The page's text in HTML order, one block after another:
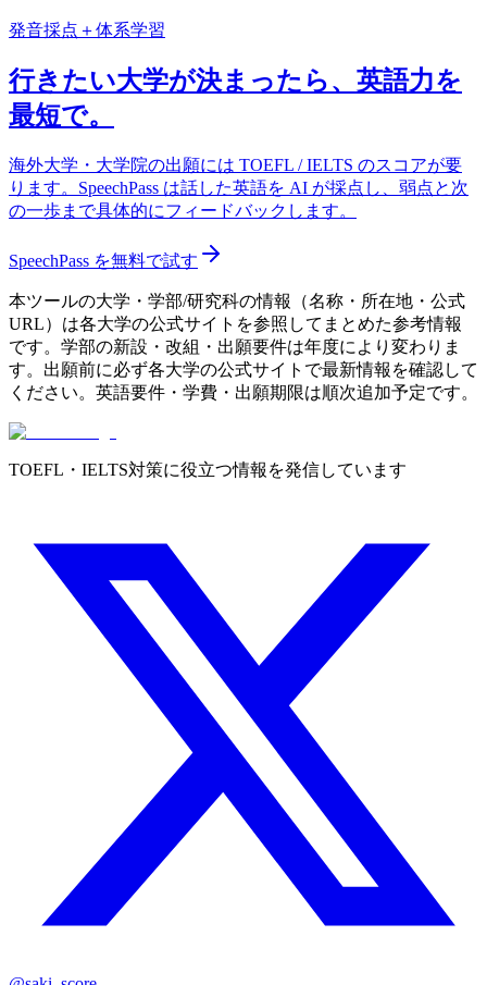
発音採点＋体系学習
行きたい大学が決まったら、英語力を
最短で。
海外大学・大学院の出願には TOEFL / IELTS のスコアが要
ります。SpeechPass は話した英語を AI が採点し、弱点と次
の一歩まで具体的にフィードバックします。
SpeechPass を無料で試す
本ツールの大学・学部/研究科の情報（名称・所在地・公式
URL）は各大学の公式サイトを参照してまとめた参考情報
です。学部の新設・改組・出願要件は年度により変わりま
す。出願前に必ず各大学の公式サイトで最新情報を確認して
ください。英語要件・学費・出願期限は順次追加予定です。
TOEFL・IELTS対策に役立つ情報を発信しています